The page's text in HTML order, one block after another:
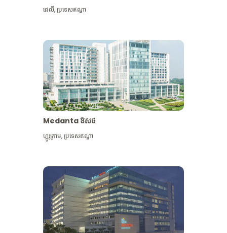
ដេលី,ប្រទេសឥណ្ឌា
Medanta ឱសថ
ហ្គូរូក្រាម,ប្រទេសឥណ្ឌា